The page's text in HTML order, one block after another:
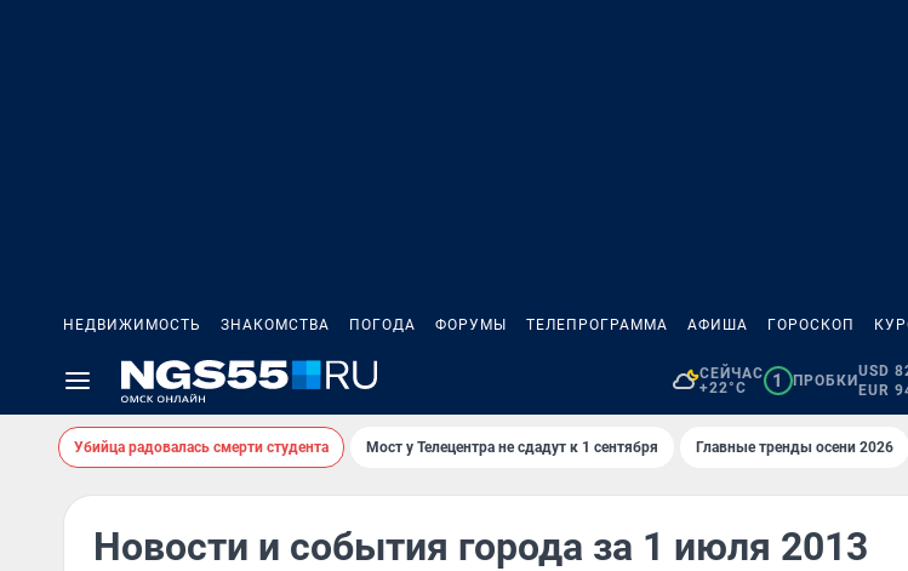
НЕДВИЖИМОСТЬ ЗНАКОМСТВА ПОГОДА ФОРУМЫ ТЕЛЕПРОГРАММА АФИША ГОРОСКОП
СЕЙЧАС
+22°C
1 ПРОБКИ
USD
EUR
Убийца радовалась смерти студента Мост у Телецентра не сдадут к 1 сентября Главные тренды осени 2026
Новости и события города за 1 июля 2013